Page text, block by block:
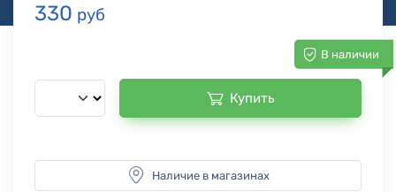
330 руб
В наличии
Купить
Наличие в магазинах